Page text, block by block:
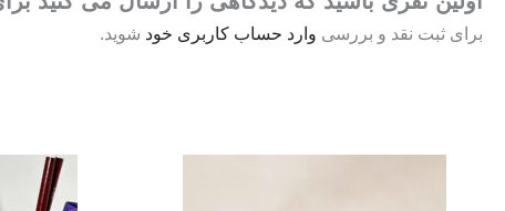
برای ثبت نقد و بررسی وارد حساب کاربری خود شوید.